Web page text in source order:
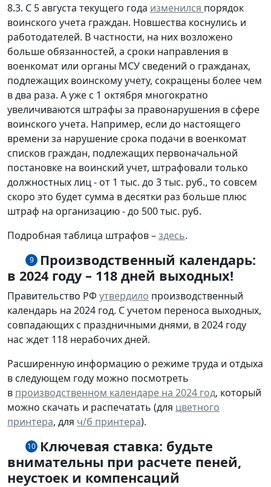
8.3. С 5 августа текущего года изменился порядок
воинского учета граждан. Новшества коснулись и
работодателей. В частности, на них возложено
больше обязанностей, а сроки направления в
военкомат или органы МСУ сведений о гражданах,
подлежащих воинскому учету, сокращены более чем
в два раза. А уже с 1 октября многократно
увеличиваются штрафы за правонарушения в сфере
воинского учета. Например, если до настоящего
времени за нарушение срока подачи в военкомат
списков граждан, подлежащих первоначальной
постановке на воинский учет, штрафовали только
должностных лиц - от 1 тыс. до 3 тыс. руб., то совсем
скоро это будет сумма в десятки раз больше плюс
штраф на организацию - до 500 тыс. руб.
Подробная таблица штрафов –здесь.
9
Производственный календарь:
в 2024 году – 118 дней выходных!
Правительство РФ утвердило производственный
календарь на 2024 год. С учетом переноса выходных,
совпадающих с праздничными днями, в 2024 году
нас ждет 118 нерабочих дней.
Расширенную информацию о режиме труда и отдыха
в следующем году можно посмотреть
в производственном календаре на 2024 год, который
можно скачать и распечатать (для цветного
принтера, для ч/б принтера).
10 Ключевая ставка: будьте
внимательны при расчете пеней,
неустоек и компенсаций